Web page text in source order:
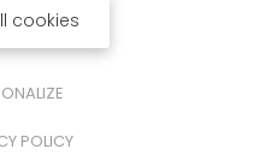
cookies
POLICY